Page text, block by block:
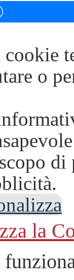
cookie
o
di
la